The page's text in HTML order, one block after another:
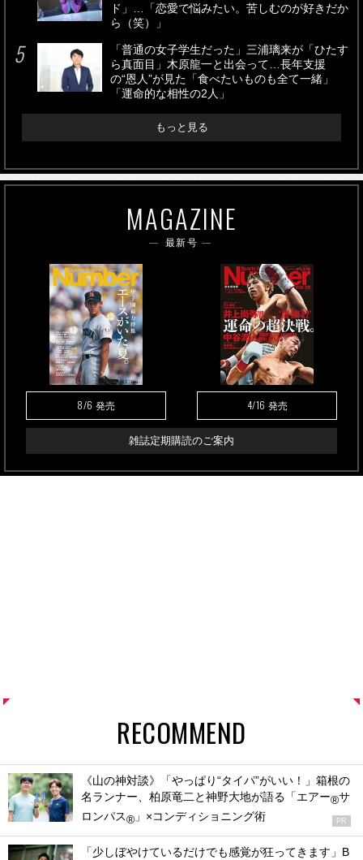
ド」…「恋愛で悩みたい。苦しむのが好きだか
ら（笑）」
「普通の女子学生だった」三浦璃来が「ひたす
ら真面目」木原龍一と出会って…長年支援
の“恩人”が見た「食べたいものも全て一緒」
「運命的な相性の2人」
もっと見る
MAGAZINE
最新号
8/6 発売 4/16 発売
雑誌定期購読のご案内
RECOMMEND
《山の神対談》「やっぱり“タイパ”がいい！」箱根の
名ランナー、柏原竜二と神野大地が語る「エアー®サ
ロンパス® 」×コンディショニング術 PR
「少しぼやけているだけでも感覚が狂ってきます」B